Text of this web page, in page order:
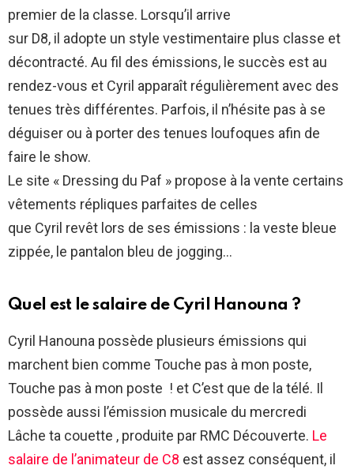
premier de la classe. Lorsqu’il arrive
sur D8, il adopte un style vestimentaire plus classe et
décontracté. Au fil des émissions, le succès est au
rendez-vous et Cyril apparaît régulièrement avec des
tenues très différentes. Parfois, il n’hésite pas à se
déguiser ou à porter des tenues loufoques afin de
faire le show.
Le site « Dressing du Paf » propose à la vente certains
vêtements répliques parfaites de celles
que Cyril revêt lors de ses émissions : la veste bleue
zippée, le pantalon bleu de jogging…
Quel est le salaire de Cyril Hanouna ?
Cyril Hanouna possède plusieurs émissions qui
marchent bien comme Touche pas à mon poste,
Touche pas à mon poste ! et C’est que de la télé. Il
possède aussi l’émission musicale du mercredi
Lâche ta couette , produite par RMC Découverte. Le
salaire de l’animateur de C8 est assez conséquent, il